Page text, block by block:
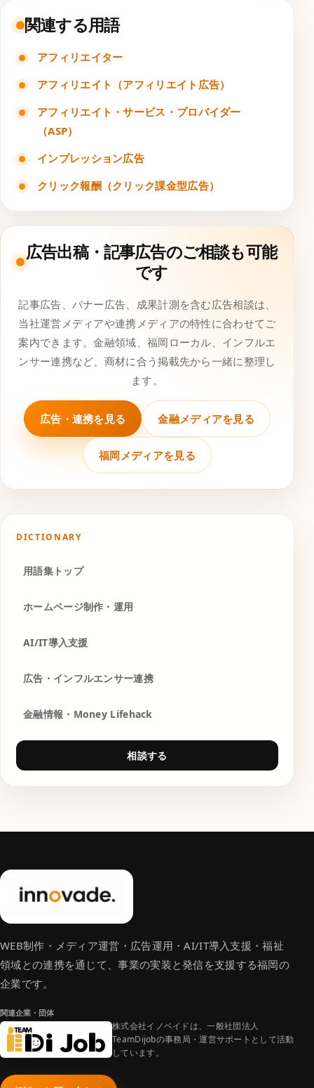
DICTIONARY
用語集トップ
ホームページ制作・運用
AI/IT導入支援
広告・インフルエンサー連携
金融情報・Money Lifehack
相談する
関連する用語
アフィリエイター
アフィリエイト（アフィリエイト広告）
アフィリエイト・サービス・プロバイダー
（ASP）
インプレッション広告
クリック報酬（クリック課金型広告）
広告出稿・記事広告のご相談も可能
です
記事広告、バナー広告、成果計測を含む広告相談は、
当社運営メディアや連携メディアの特性に合わせてご
案内できます。金融領域、福岡ローカル、インフルエ
ンサー連携など、商材に合う掲載先から一緒に整理し
ます。
広告・連携を見る 金融メディアを見る
福岡メディアを見る
WEB制作・メディア運営・広告運用・AI/IT導入支援・福祉
領域との連携を通じて、事業の実装と発信を支援する福岡の
企業です。
関連企業・団体
株式会社イノベイドは、一般社団法人
TeamDijobの事務局・運営サポートとして活動
しています。